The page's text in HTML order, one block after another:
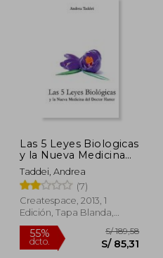
Las 5 Leyes Biologicas
y la Nueva Medicina
del Doctor Hamer
Taddei, Andrea
(7)
Createspace, 2013, 1
Edición, Tapa Blanda,
Nuevo